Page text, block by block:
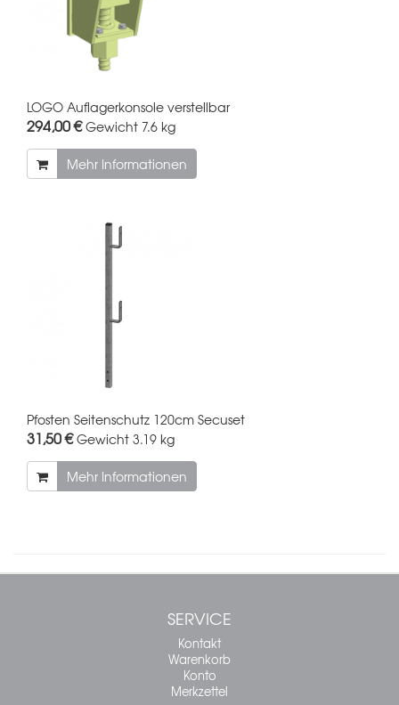
LOGO Auflagerkonsole verstellbar
294,00 €Gewicht 7.6 kg
Mehr Informationen
Pfosten Seitenschutz 120cm Secuset
31,50 €Gewicht 3.19 kg
Mehr Informationen
SERVICE
Kontakt
Warenkorb
Konto
Merkzettel